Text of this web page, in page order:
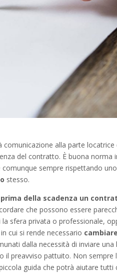
comunicazione alla parte locatrice
del contratto. È buona norma
comunque sempre rispettando
stesso.
della scadenza un
che possono essere
sfera privata o professionale,
cui si rende necessario
dalla necessità di inviare una
il preavviso pattuito. Non sempre
guida che potrà aiutare tutti